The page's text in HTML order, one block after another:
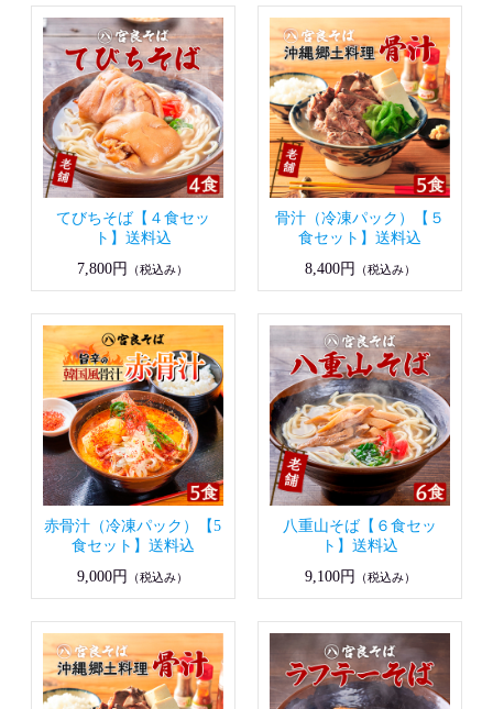
てびちそば【４食セッ
ト】送料込
7,800円
（税込み）
骨汁（冷凍パック）【５
食セット】送料込
8,400円
（税込み）
赤骨汁（冷凍パック）【5
食セット】送料込
9,000円
（税込み）
八重山そば【６食セッ
ト】送料込
9,100円
（税込み）